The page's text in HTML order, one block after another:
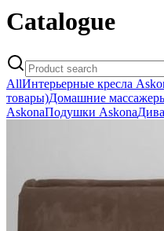
Catalogue
AllИнтерьерные кресла
товары)Домашние
AskonaПодушки Askona